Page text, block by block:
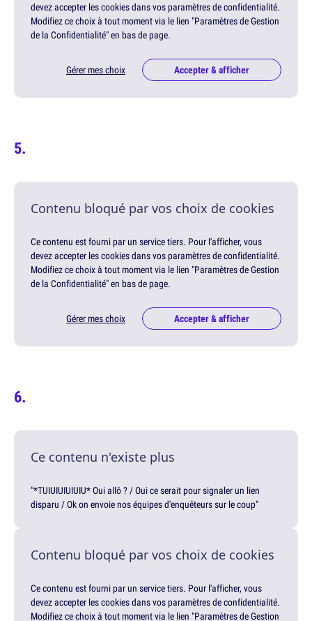
devez accepter les cookies dans vos paramètres de confidentialité.
Modifiez ce choix à tout moment via le lien "Paramètres de Gestion
de la Confidentialité" en bas de page.
Gérer mes choix Accepter & afficher
Contenu bloqué par vos choix de cookies
Ce contenu est fourni par un service tiers. Pour l'afficher, vous
devez accepter les cookies dans vos paramètres de confidentialité.
Modifiez ce choix à tout moment via le lien "Paramètres de Gestion
de la Confidentialité" en bas de page.
Gérer mes choix Accepter & afficher
Ce contenu n'existe plus
"*TUIUIUIUIUIU* Oui allô ? / Oui ce serait pour signaler un lien
disparu / Ok on envoie nos équipes d'enquêteurs sur le coup"
Contenu bloqué par vos choix de cookies
Ce contenu est fourni par un service tiers. Pour l'afficher, vous
devez accepter les cookies dans vos paramètres de confidentialité.
Modifiez ce choix à tout moment via le lien "Paramètres de Gestion